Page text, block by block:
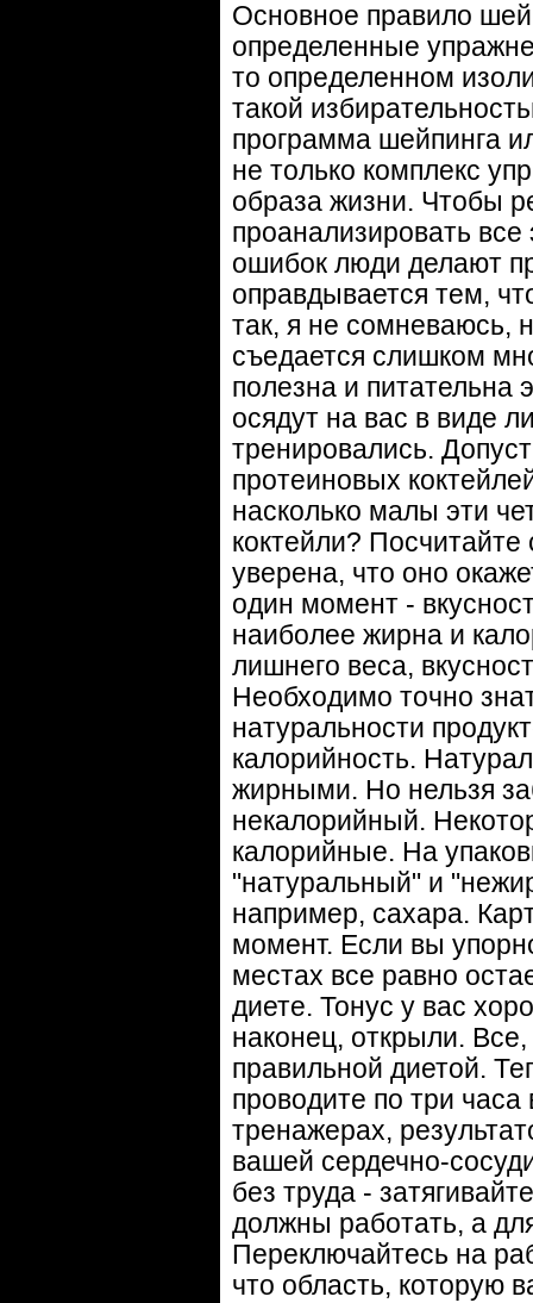
Основное правило
определенные
то определенном
такой
программа шейпинга
не только комплекс
образа жизни. Чтобы
проанализировать
ошибок люди делают
оправдывается тем,
так, я не сомневаюсь,
съедается слишком
полезна и питательна
осядут на вас в виде
тренировались.
протеиновых
насколько малы эти
коктейли?
уверена, что оно
один момент -
наиболее жирна и
лишнего веса,
Необходимо точно
натуральности
калорийность.
жирными. Но нельзя
некалорийный.
калорийные. На
"натуральный" и
например, сахара.
момент. Если вы
местах все равно
диете. Тонус у вас
наконец, открыли.
правильной диетой.
проводите по три
тренажерах,
вашей сердечно-
без труда -
должны работать, а
Переключайтесь на
что область, которую